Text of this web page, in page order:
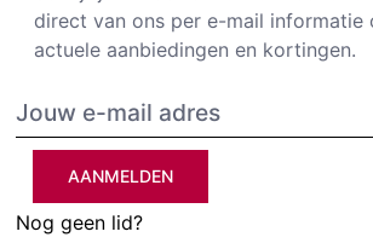
direct van ons per e-mail informatie
actuele aanbiedingen en kortingen.
AANMELDEN
Nog geen lid?